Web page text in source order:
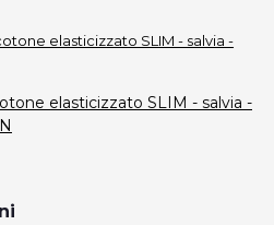
elasticizzato SLIM - salvia -